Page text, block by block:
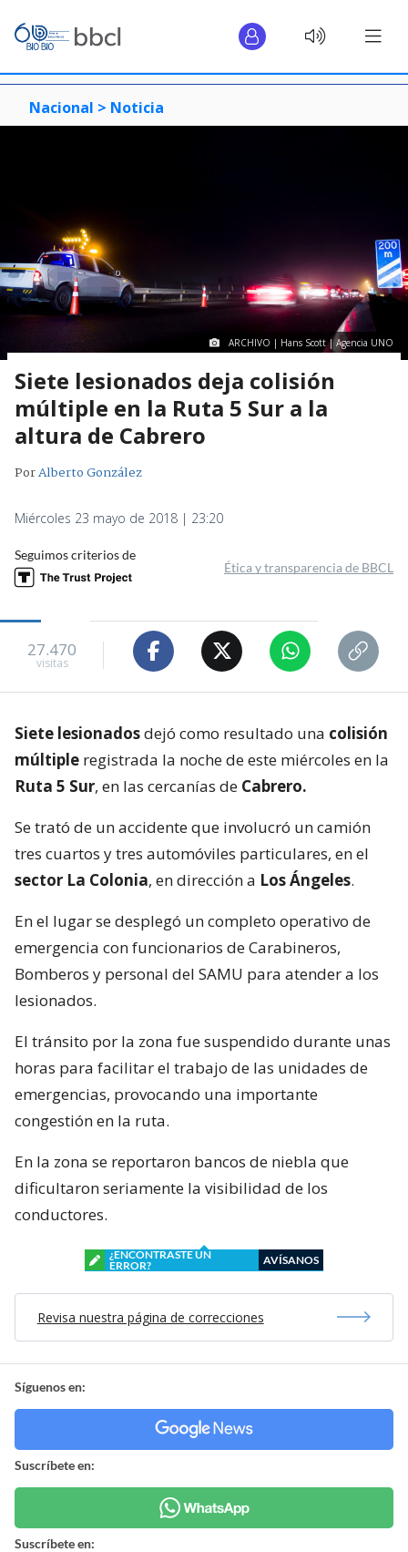
Nacional > Noticia
ARCHIVO | Hans Scott | Agencia UNO
Siete lesionados deja colisión
múltiple en la Ruta 5 Sur a la
altura de Cabrero
PorAlberto González
Miércoles 23 mayo de 2018 | 23:20
Seguimos criterios de
Ética y transparencia de BBCL
27.470
visitas
Siete lesionadosdejó como resultado una colisión
múltiple registrada la noche de este miércoles en la
Ruta 5 Sur, en las cercanías de Cabrero.
Se trató de un accidente que involucró un camión
tres cuartos y tres automóviles particulares, en el
sector La Colonia, en dirección a Los Ángeles.
En el lugar se desplegó un completo operativo de
emergencia con funcionarios de Carabineros,
Bomberos y personal del SAMU para atender a los
lesionados.
El tránsito por la zona fue suspendido durante unas
horas para facilitar el trabajo de las unidades de
emergencias, provocando una importante
congestión en la ruta.
En la zona se reportaron bancos de niebla que
dificultaron seriamente la visibilidad de los
conductores.
¿ENCONTRASTE UN
ERROR?
AVÍSANOS
Revisa nuestra página de correcciones
Síguenos en:
Suscríbete en:
Suscríbete en: